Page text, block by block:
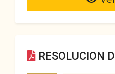
RESOLUCION